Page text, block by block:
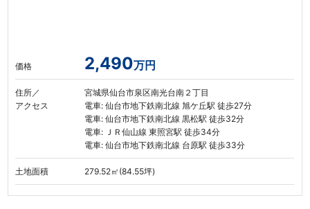
価格 2,490万円
住所／
アクセス
宮城県仙台市泉区南光台南２丁目
電車: 仙台市地下鉄南北線 旭ケ丘駅 徒歩27分
電車: 仙台市地下鉄南北線 黒松駅 徒歩32分
電車: ＪＲ仙山線 東照宮駅 徒歩34分
電車: 仙台市地下鉄南北線 台原駅 徒歩33分
土地面積 279.52㎡(84.55坪)